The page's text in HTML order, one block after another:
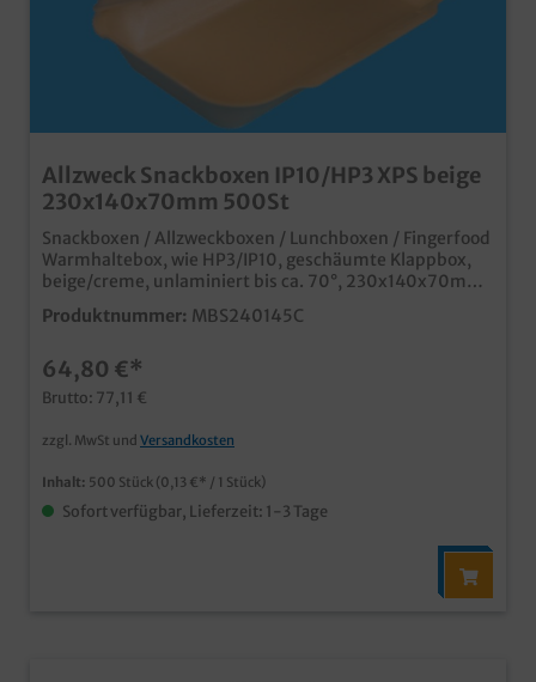
Allzweck Snackboxen IP10/HP3 XPS beige
230x140x70mm 500St
Snackboxen / Allzweckboxen / Lunchboxen / Fingerfood
Warmhaltebox, wie HP3/IP10, geschäumte Klappbox,
beige/creme, unlaminiert bis ca. 70°, 230x140x70mm
500 Stück im Karton (4x125) praktische und günstige
Warmhaltebox für Außerhaus- und Lieferservice ideal
Imbissprodukte und Fingerfoodgünstiges XPS Material,
natürlich lebensmittelunbedenklich
Produktnummer: MBS240145C
64,80 €*
Brutto: 77,11 €
zzgl. MwSt und Versandkosten
Inhalt: 500 Stück (0,13 €* / 1 Stück)
Sofort verfügbar, Lieferzeit: 1-3 Tage